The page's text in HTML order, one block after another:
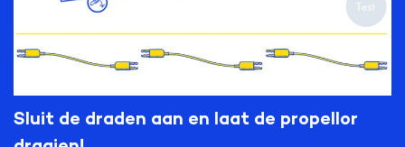
Sluit de draden aan en laat de propellor